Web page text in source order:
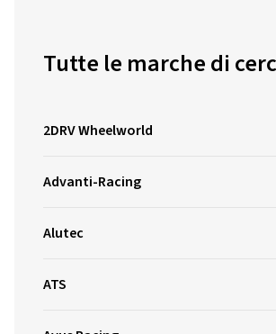
Tutte le marche di
2DRV Wheelworld
Advanti-Racing
Alutec
ATS